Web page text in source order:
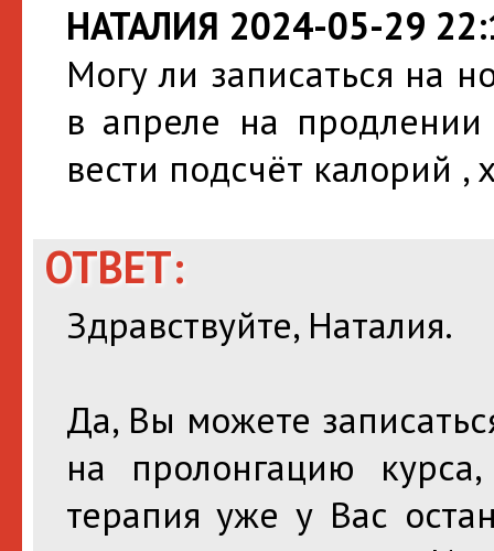
НАТАЛИЯ 2024-05-29
Могу ли записаться на
в апреле на
вести подсчёт калорий ,
ОТВЕТ:
Здравствуйте, Наталия.
Да, Вы можете
на пролонгацию
терапия уже у Вас